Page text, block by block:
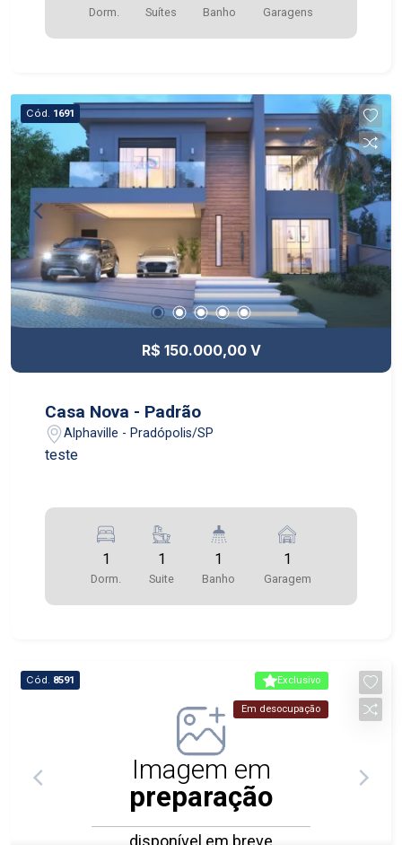
Dorm. Suítes Banho Garagens
Cód. 1691
R$ 150.000,00 V
Casa Nova - Padrão
Alphaville - Pradópolis/SP
teste
1
Dorm.
1
Suite
1
Banho
1
Garagem
Exclusivo
Em desocupação
Cód. 8591
Imagem em
preparação
disponível em breve